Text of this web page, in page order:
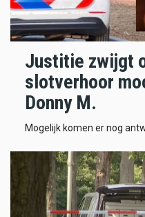
Justitie zwijgt
slotverhoor
Donny M.
Mogelijk komen er nog